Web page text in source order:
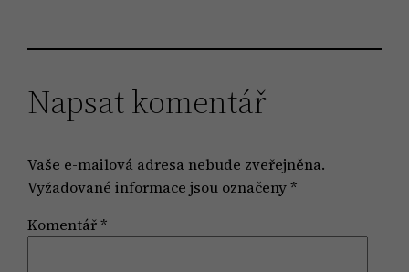
Napsat komentář
Vaše e-mailová adresa nebude zveřejněna.
Vyžadované informace jsou označeny*
Komentář*